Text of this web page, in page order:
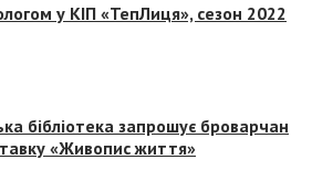
у КІП «ТепЛиця», сезон 2022
бібліотека запрошує броварчан
«Живопис життя»